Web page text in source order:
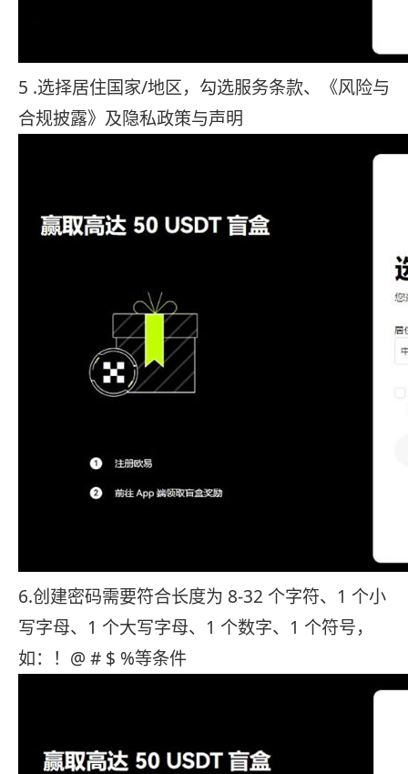
5 .选择居住国家/地区，勾选服务条款、《风险与
合规披露》及隐私政策与声明
6.创建密码需要符合长度为 8-32 个字符、1 个小
写字母、1 个大写字母、1 个数字、1 个符号，
如：！@ # $ %等条件